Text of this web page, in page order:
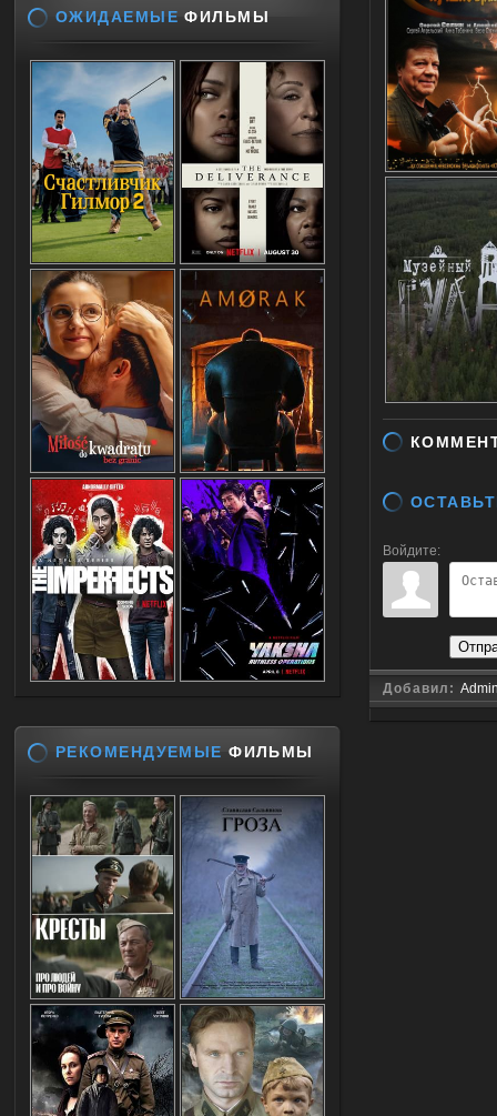
Войдите:
Добавил:
ОЖИДАЕМЫЕ ФИЛЬМЫ
РЕКОМЕНДУЕМЫЕ ФИЛЬМЫ